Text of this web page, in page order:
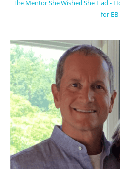
The Mentor She Wished She Had -
for EB